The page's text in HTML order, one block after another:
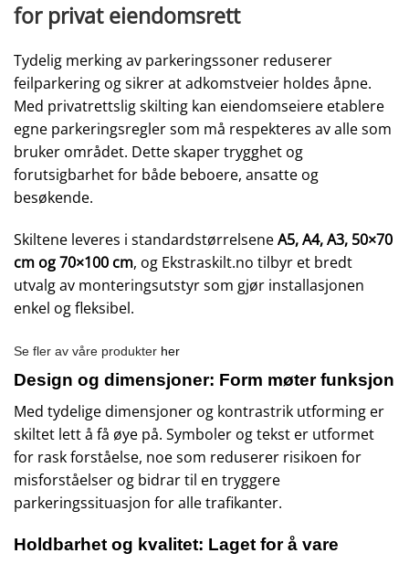
for privat eiendomsrett
Tydelig merking av parkeringssoner reduserer
feilparkering og sikrer at adkomstveier holdes åpne.
Med privatrettslig skilting kan eiendomseiere etablere
egne parkeringsregler som må respekteres av alle som
bruker området. Dette skaper trygghet og
forutsigbarhet for både beboere, ansatte og
besøkende.
Skiltene leveres i standardstørrelseneA5, A4, A3, 50×70
cm og 70×100 cm, og Ekstraskilt.no tilbyr et bredt
utvalg av monteringsutstyr som gjør installasjonen
enkel og fleksibel.
Se fler av våre produkter her
Design og dimensjoner: Form møter funksjon
Med tydelige dimensjoner og kontrastrik utforming er
skiltet lett å få øye på. Symboler og tekst er utformet
for rask forståelse, noe som reduserer risikoen for
misforståelser og bidrar til en tryggere
parkeringssituasjon for alle trafikanter.
Holdbarhet og kvalitet: Laget for å vare